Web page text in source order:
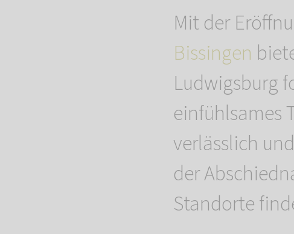
Mit der
Bissingen
Ludwigsburg
einfühlsames
verlässlich
der
Standorte